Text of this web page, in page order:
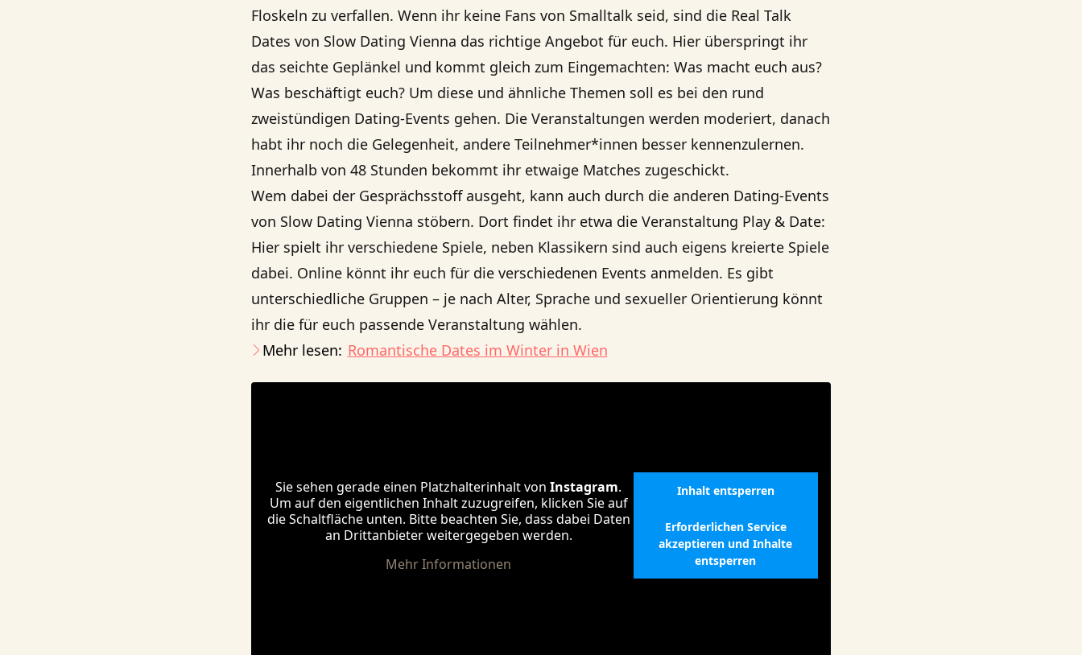
Floskeln zu verfallen. Wenn ihr keine Fans von Smalltalk seid, sind die Real Talk
Dates von Slow Dating Vienna das richtige Angebot für euch. Hier überspringt ihr
das seichte Geplänkel und kommt gleich zum Eingemachten: Was macht euch aus?
Was beschäftigt euch? Um diese und ähnliche Themen soll es bei den rund
zweistündigen Dating-Events gehen. Die Veranstaltungen werden moderiert, danach
habt ihr noch die Gelegenheit, andere Teilnehmer*innen besser kennenzulernen.
Innerhalb von 48 Stunden bekommt ihr etwaige Matches zugeschickt.
Wem dabei der Gesprächsstoff ausgeht, kann auch durch die anderen Dating-Events
von Slow Dating Vienna stöbern. Dort findet ihr etwa die Veranstaltung Play & Date:
Hier spielt ihr verschiedene Spiele, neben Klassikern sind auch eigens kreierte Spiele
dabei. Online könnt ihr euch für die verschiedenen Events anmelden. Es gibt
unterschiedliche Gruppen – je nach Alter, Sprache und sexueller Orientierung könnt
ihr die für euch passende Veranstaltung wählen.
Mehr lesen: Romantische Dates im Winter in Wien
Sie sehen gerade einen Platzhalterinhalt vonInstagram.
Um auf den eigentlichen Inhalt zuzugreifen, klicken Sie auf
die Schaltfläche unten. Bitte beachten Sie, dass dabei Daten
an Drittanbieter weitergegeben werden.
Mehr Informationen
Inhalt entsperren
Erforderlichen Service
akzeptieren und Inhalte
entsperren